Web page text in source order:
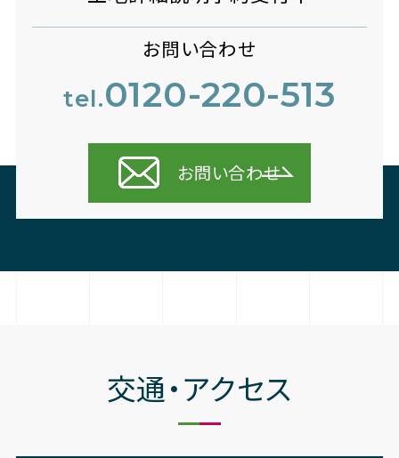
お問い合わせ
tel.0120-220-513
お問い合わせ
交通・アクセス